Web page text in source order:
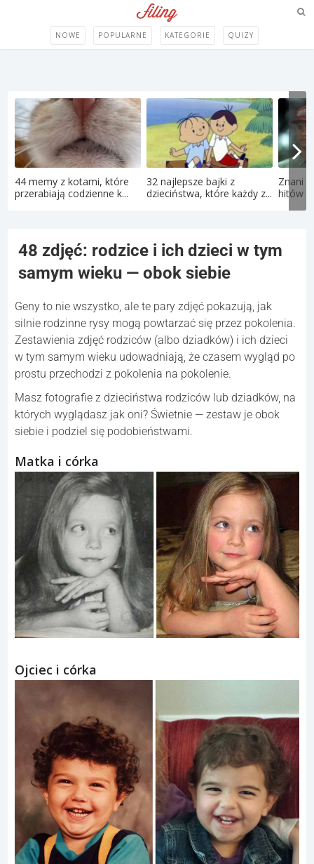
NOWE POPULARNE KATEGORIE QUIZY
44 memy z kotami, które
przerabiają codzienne k...
32 najlepsze bajki z
dzieciństwa, które każdy z...
Znani
hitów
48 zdjęć: rodzice i ich dzieci w tym
samym wieku — obok siebie
Geny to nie wszystko, ale te pary zdjęć pokazują, jak
silnie rodzinne rysy mogą powtarzać się przez pokolenia.
Zestawienia zdjęć rodziców (albo dziadków) i ich dzieci
w tym samym wieku udowadniają, że czasem wygląd po
prostu przechodzi z pokolenia na pokolenie.
Masz fotografie z dzieciństwa rodziców lub dziadków, na
których wyglądasz jak oni? Świetnie — zestaw je obok
siebie i podziel się podobieństwami.
Matka i córka
Ojciec i córka